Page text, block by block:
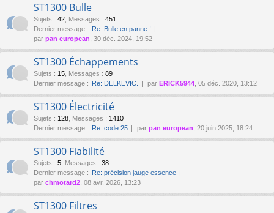
ST1300 Bulle
Sujets : 42 Messages : 451
Dernier message : Re: Bulle en panne !
par pan european , 30 déc. 2024, 19:52
ST1300 Échappements
Sujets : 15 Messages : 89
Dernier message : Re: DELKEVIC. par ERICK5944 , 05 déc. 2020, 13:12
ST1300 Électricité
Sujets : 128 Messages : 1410
Dernier message : Re: code 25 par pan european , 20 juin 2025, 18:24
ST1300 Fiabilité
Sujets : 5 Messages : 38
Dernier message : Re: précision jauge essence
par chmotard2 , 08 avr. 2026, 13:23
ST1300 Filtres